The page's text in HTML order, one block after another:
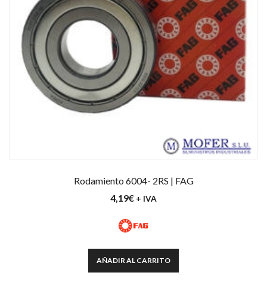
Rodamiento 6004- 2RS | FAG
4,19€ + IVA
AÑADIR AL CARRITO